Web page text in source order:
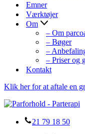
Emner
Værktøjer
Om
– Om
– Bøger
–
– Priser og
Kontakt
Klik her for at aftale en
21 79 18 50